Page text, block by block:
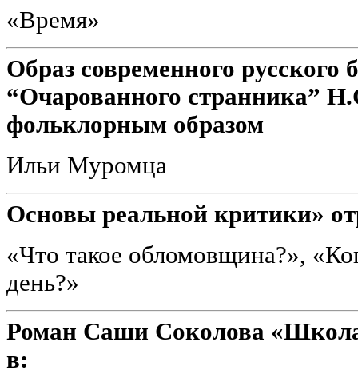
«Время»
Образ современного
“Очарованного странника”
фольклорным образом
Ильи Муромца
Основы реальной критики»
«Что такое обломовщина?»,
день?»
Роман Саши Соколова
в: